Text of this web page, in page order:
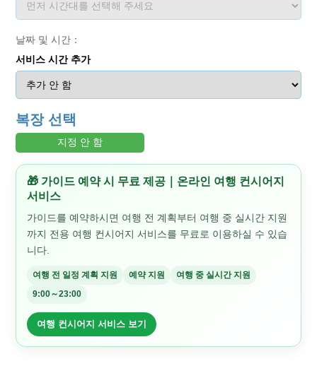
날짜 및 시간：
서비스 시간 추가
복장 선택
지정 안 함
🎁 가이드 예약 시 무료 제공｜온라인 여행 컨시어지
서비스
가이드를 예약하시면 여행 전 계획부터 여행 중 실시간 지원
까지 전용 여행 컨시어지 서비스를 무료로 이용하실 수 있습
니다.
여행 전 일정 계획 지원 예약 지원
여행 중 실시간 지원
9:00～23:00
여행 컨시어지 서비스 보기